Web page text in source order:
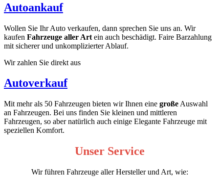
Autoankauf
Wollen Sie Ihr Auto verkaufen, dann sprechen Sie uns an. Wir
kaufen Fahrzeuge aller Art ein auch beschädigt. Faire Barzahlung
mit sicherer und unkomplizierter Ablauf.
Wir zahlen Sie direkt aus
Autoverkauf
Mit mehr als 50 Fahrzeugen bieten wir Ihnen eine große Auswahl
an Fahrzeugen. Bei uns finden Sie kleinen und mittleren
Fahrzeugen, so aber natürlich auch einige Elegante Fahrzeuge mit
speziellen Komfort.
Unser Service
Wir führen Fahrzeuge aller Hersteller und Art, wie: